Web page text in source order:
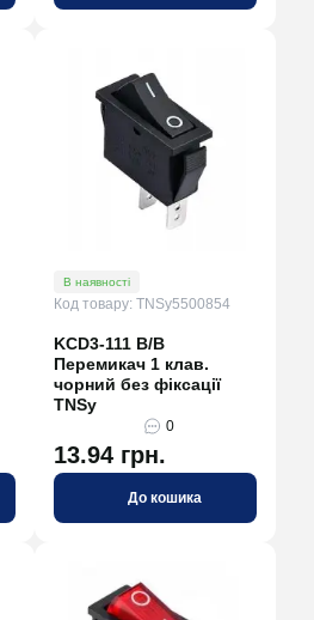
В наявності
Код товару: TNSy5500854
KCD3-111 B/B
Перемикач 1 клав.
чорний без фіксації
TNSy
0
13.94 грн.
До кошика